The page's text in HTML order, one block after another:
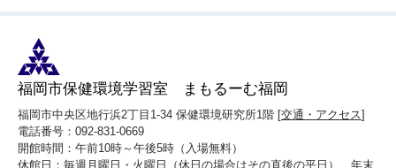
福岡市保健環境学習室 まもるーむ福岡
福岡市中央区地行浜2丁目1-34 保健環境研究所1階 [交通・アクセス]
電話番号：092-831-0669
開館時間：午前10時～午後5時（入場無料）
休館日：毎週月曜日・火曜日（休日の場合はその直後の平日）、年末